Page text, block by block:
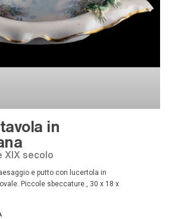
in
XIX secolo
Piccole sbeccature., 30 x 18 x